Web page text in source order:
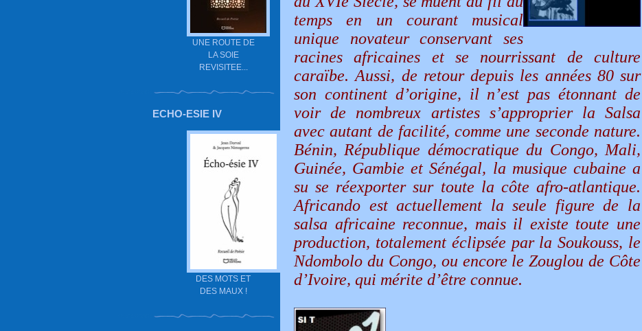
UNE ROUTE DE
LA SOIE
REVISITEE...
ECHO-ESIE IV
DES MOTS ET
DES MAUX !
temps en un courant musical
unique novateur conservant ses
racines africaines et se nourrissant de culture
caraïbe. Aussi, de retour depuis les années 80 sur
son continent d’origine, il n’est pas étonnant de
voir de nombreux artistes s’approprier la Salsa
avec autant de facilité, comme une seconde nature.
Bénin, République démocratique du Congo, Mali,
Guinée, Gambie et Sénégal, la musique cubaine a
su se réexporter sur toute la côte afro-atlantique.
Africando est actuellement la seule figure de la
salsa africaine reconnue, mais il existe toute une
production, totalement éclipsée par la Soukouss, le
Ndombolo du Congo, ou encore le Zouglou de Côte
d’Ivoire, qui mérite d’être connue.